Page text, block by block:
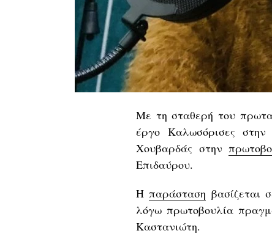
Με τη σταθερή του
έργο Καλωσόρισες
Χουβαρδάς στην
Επιδαύρου.
Ηπαράσταση βασίζεται
λόγω πρωτοβουλία
Καστανιώτη.